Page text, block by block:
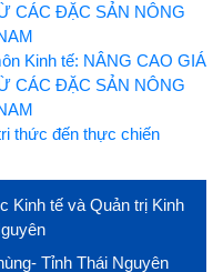
CÁC ĐẶC SẢN NÔNG
Kinh tế: NÂNG CAO GIÁ
CÁC ĐẶC SẢN NÔNG
thức đến thực chiến
Kinh tế và Quản trị Kinh
Tỉnh Thái Nguyên